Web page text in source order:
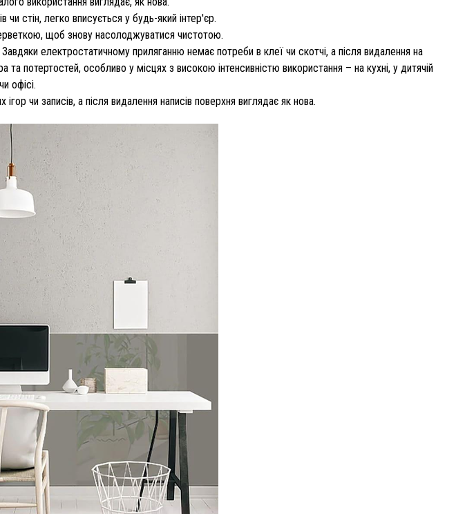
стін, легко вписується у будь-який інтер'єр.
щоб знову насолоджуватися чистотою.
електростатичному приляганню немає потреби в клеї чи скотчі, а після видалення на
потертостей, особливо у місцях з високою інтенсивністю використання – на кухні, у дитячій
офісі.
чи записів, а після видалення написів поверхня виглядає як нова.